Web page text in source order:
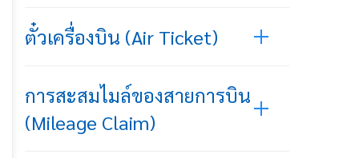
ตั๋วเครื่องบิน (Air Ticket)
การสะสมไมล์ของสายการบิน
(Mileage Claim)